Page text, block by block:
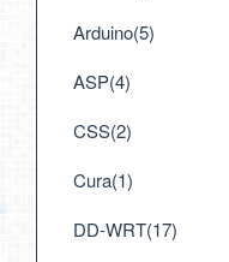
Arduino(5)
ASP(4)
CSS(2)
Cura(1)
DD-WRT(17)